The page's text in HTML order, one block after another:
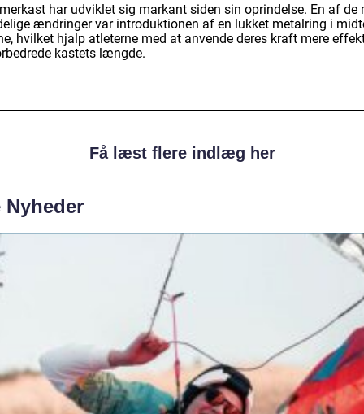
har udviklet sig markant siden sin oprindelse. En af de
ændringer var introduktionen af en lukket metalring i
hvilket hjalp atleterne med at anvende deres kraft mere
kastets længde.
Få læst flere indlæg her
Nyheder